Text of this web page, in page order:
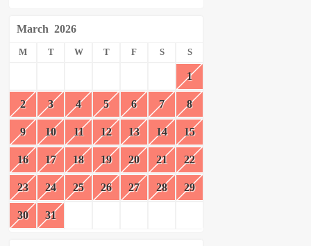
March 2026
M T W T F S S
1
2 3 4 5 6 7 8
9 10 11 12 13 14 15
16 17 18 19 20 21 22
23 24 25 26 27 28 29
30 31